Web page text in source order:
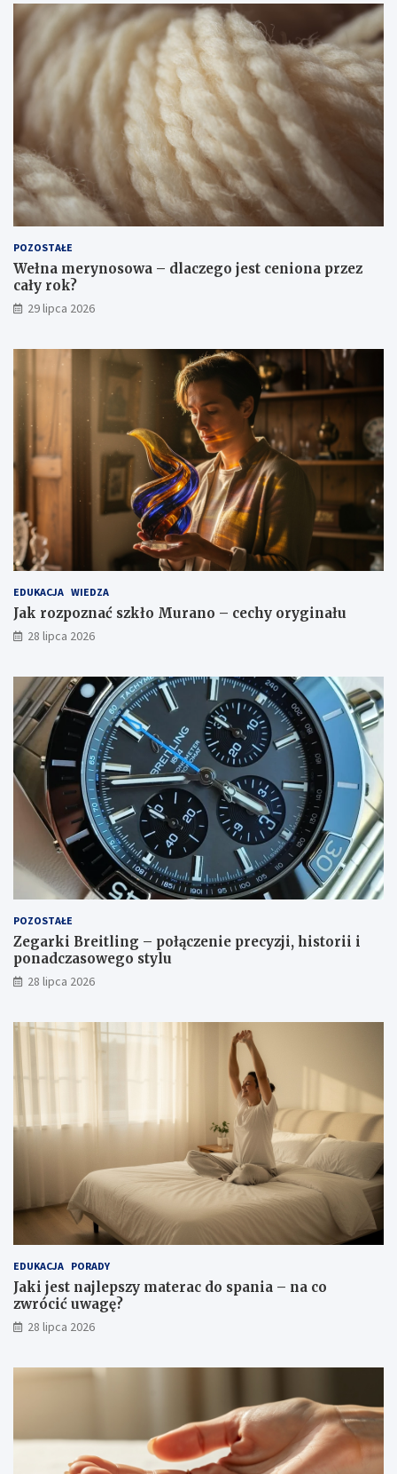
POZOSTAŁE
Wełna merynosowa – dlaczego jest ceniona przez
cały rok?
29 lipca 2026
EDUKACJA WIEDZA
Jak rozpoznać szkło Murano – cechy oryginału
28 lipca 2026
POZOSTAŁE
Zegarki Breitling – połączenie precyzji, historii i
ponadczasowego stylu
28 lipca 2026
EDUKACJA PORADY
Jaki jest najlepszy materac do spania – na co
zwrócić uwagę?
28 lipca 2026